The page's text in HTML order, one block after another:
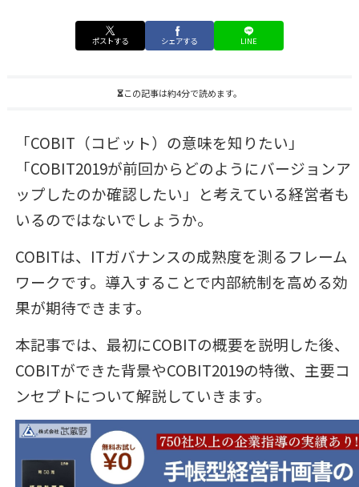
ポストする シェアする LINE
この記事は約4分で読めます。
「COBIT（コビット）の意味を知りたい」
「COBIT2019が前回からどのようにバージョンア
ップしたのか確認したい」と考えている経営者も
いるのではないでしょうか。
COBITは、ITガバナンスの成熟度を測るフレーム
ワークです。導入することで内部統制を高める効
果が期待できます。
本記事では、最初にCOBITの概要を説明した後、
COBITができた背景やCOBIT2019の特徴、主要コ
ンセプトについて解説していきます。